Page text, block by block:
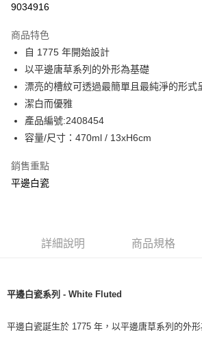
9034916
商品特色
自 1775 年開始設計
以平邊唐草系列的外形為基礎
漂亮的槽紋可透過最簡單且最純淨的形式
潔白而優雅
產品編號:2408454
容量/尺寸：470ml / 13xH6cm
銷售重點
平邊白瓷
詳細說明 商品規格
平邊白瓷系列 - White Fluted
平邊白瓷誕生於 1775 年，以平邊唐草系列的外